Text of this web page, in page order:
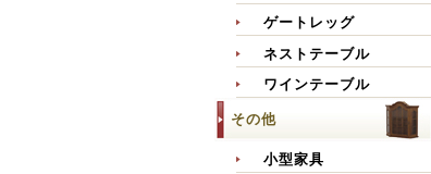
ゲートレッグ
ネストテーブル
ワインテーブル
その他
小型家具